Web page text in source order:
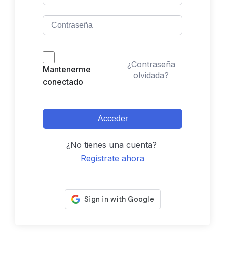
Mantenerme
conectado
¿Contraseña
olvidada?
Acceder
¿No tienes una cuenta?
Regístrate ahora